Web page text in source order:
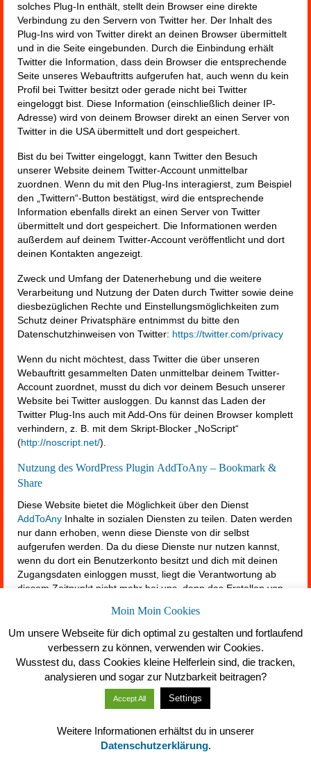
solches Plug-In enthält, stellt dein Browser eine direkte
Verbindung zu den Servern von Twitter her. Der Inhalt des
Plug-Ins wird von Twitter direkt an deinen Browser übermittelt
und in die Seite eingebunden. Durch die Einbindung erhält
Twitter die Information, dass dein Browser die entsprechende
Seite unseres Webauftritts aufgerufen hat, auch wenn du kein
Profil bei Twitter besitzt oder gerade nicht bei Twitter
eingeloggt bist. Diese Information (einschließlich deiner IP-
Adresse) wird von deinem Browser direkt an einen Server von
Twitter in die USA übermittelt und dort gespeichert.
Bist du bei Twitter eingeloggt, kann Twitter den Besuch
unserer Website deinem Twitter-Account unmittelbar
zuordnen. Wenn du mit den Plug-Ins interagierst, zum Beispiel
den „Twittern“-Button bestätigst, wird die entsprechende
Information ebenfalls direkt an einen Server von Twitter
übermittelt und dort gespeichert. Die Informationen werden
außerdem auf deinem Twitter-Account veröffentlicht und dort
deinen Kontakten angezeigt.
Zweck und Umfang der Datenerhebung und die weitere
Verarbeitung und Nutzung der Daten durch Twitter sowie deine
diesbezüglichen Rechte und Einstellungsmöglichkeiten zum
Schutz deiner Privatsphäre entnimmst du bitte den
Datenschutzhinweisen von Twitter: https://twitter.com/privacy
Wenn du nicht möchtest, dass Twitter die über unseren
Webauftritt gesammelten Daten unmittelbar deinem Twitter-
Account zuordnet, musst du dich vor deinem Besuch unserer
Website bei Twitter ausloggen. Du kannst das Laden der
Twitter Plug-Ins auch mit Add-Ons für deinen Browser komplett
verhindern, z. B. mit dem Skript-Blocker „NoScript“
(http://noscript.net/).
Nutzung des WordPress Plugin AddToAny – Bookmark &
Share
Diese Website bietet die Möglichkeit über den Dienst
AddToAny Inhalte in sozialen Diensten zu teilen. Daten werden
nur dann erhoben, wenn diese Dienste von dir selbst
aufgerufen werden. Da du diese Dienste nur nutzen kannst,
wenn du dort ein Benutzerkonto besitzt und dich mit deinen
Zugangsdaten einloggen musst, liegt die Verantwortung ab
diesem Zeitpunkt nicht mehr bei uns, denn das Erstellen von
erfordert deine Einwilligung der jeweiligen
Datenschutzbestimmungen. Der AddToAny Dienst speichert
laut derenDatenschutzerklärungkeine personenbezogene
Daten. Wir erhalten ebenfalls keine Daten von AddToAny oder
Daten, die aus der Nutzung der Share-Buttons entstehen.
AddToAny stellt eine Möglichkeit zum Opt-Out für eine große
Zahl von Werbenetzwerken zur Verfügung. Du kannst das Opt-
Datenschutz Erklärung für die Nutzung von Instagram
Moin Moin Cookies
Um unsere Webseite für dich optimal zu gestalten und fortlaufend
verbessern zu können, verwenden wir Cookies.
Wusstest du, dass Cookies kleine Helferlein sind, die tracken,
analysieren und sogar zur Nutzbarkeit beitragen?
Accept All Settings
Weitere Informationen erhältst du in unserer
Datenschutzerklärung.